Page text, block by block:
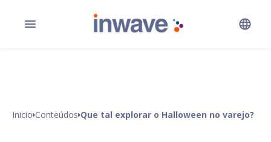
Inicio Conteúdos Que tal explorar o Halloween no varejo?